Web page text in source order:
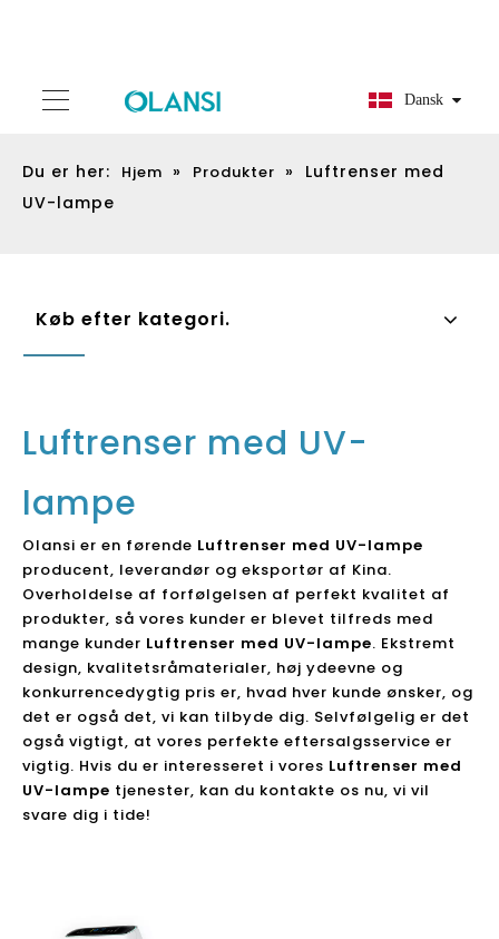
Dansk
Du er her: Hjem » Produkter »
Luftrenser med
UV-lampe
Køb efter kategori.
Luftrenser med UV-
lampe
Olansi er en førende Luftrenser med UV-lampe
producent, leverandør og eksportør af Kina.
Overholdelse af forfølgelsen af ​​perfekt kvalitet af
produkter, så vores kunder er blevet tilfreds med
mange kunder Luftrenser med UV-lampe. Ekstremt
design, kvalitetsråmaterialer, høj ydeevne og
konkurrencedygtig pris er, hvad hver kunde ønsker, og
det er også det, vi kan tilbyde dig. Selvfølgelig er det
også vigtigt, at vores perfekte eftersalgsservice er
vigtig. Hvis du er interesseret i vores Luftrenser med
UV-lampe tjenester, kan du kontakte os nu, vi vil
svare dig i tide!